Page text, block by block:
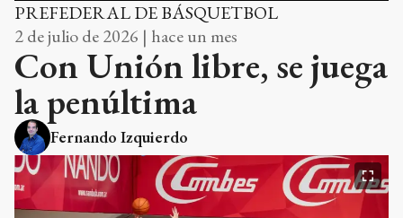
PREFEDERAL DE BÁSQUETBOL
2 de julio de 2026 | hace un mes
Con Unión libre, se juega
la penúltima
Fernando Izquierdo